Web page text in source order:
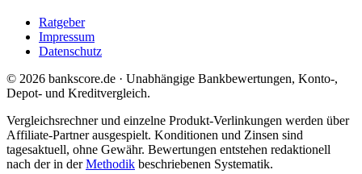
Ratgeber
Impressum
Datenschutz
© 2026 bankscore.de · Unabhängige Bankbewertungen, Konto-,
Depot- und Kreditvergleich.
Vergleichsrechner und einzelne Produkt-Verlinkungen werden über
Affiliate-Partner ausgespielt. Konditionen und Zinsen sind
tagesaktuell, ohne Gewähr. Bewertungen entstehen redaktionell
nach der in derMethodik beschriebenen Systematik.